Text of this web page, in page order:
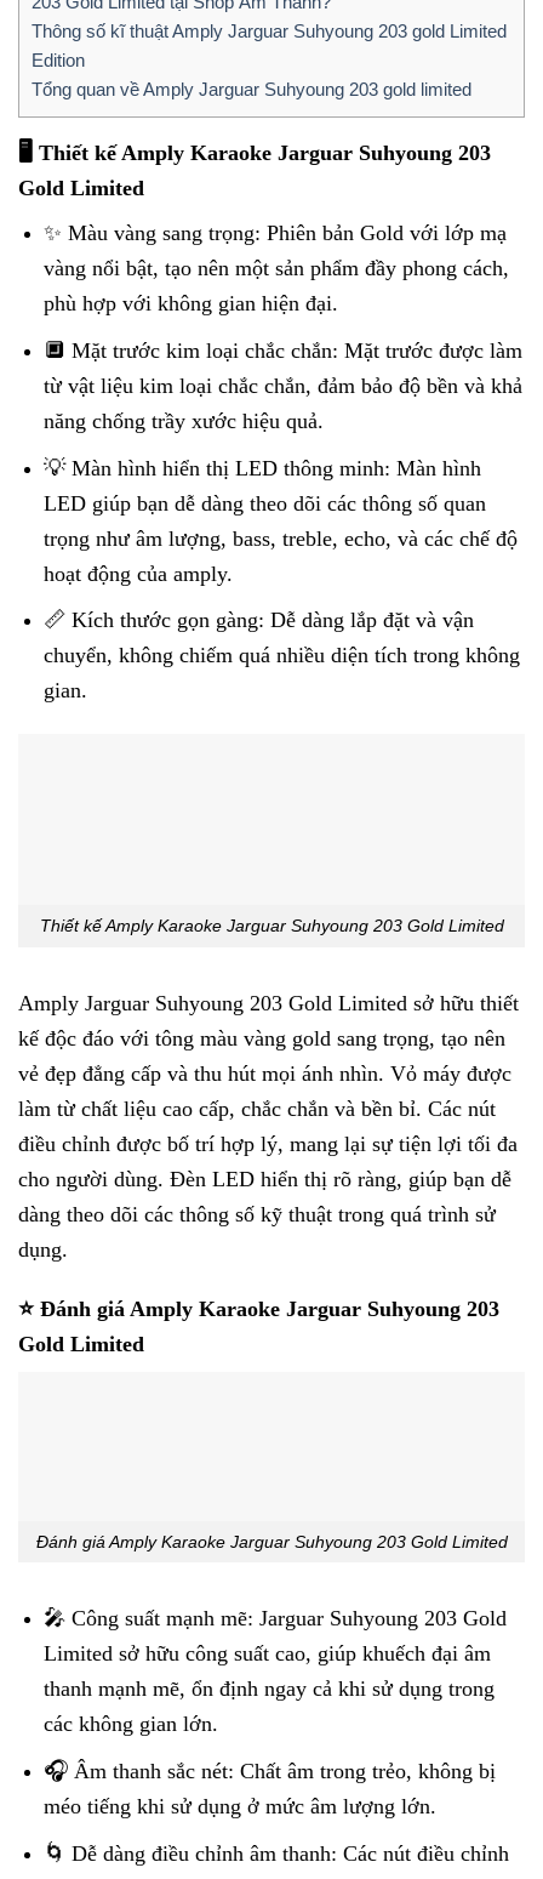
Thông số kĩ thuật Amply Jarguar Suhyoung 203 gold Limited
Edition
Tổng quan về Amply Jarguar Suhyoung 203 gold limited
🖥️ Thiết kế Amply Karaoke Jarguar Suhyoung 203
Gold Limited
✨ Màu vàng sang trọng: Phiên bản Gold với lớp mạ
vàng nổi bật, tạo nên một sản phẩm đầy phong cách,
phù hợp với không gian hiện đại.
🔲 Mặt trước kim loại chắc chắn: Mặt trước được làm
từ vật liệu kim loại chắc chắn, đảm bảo độ bền và khả
năng chống trầy xước hiệu quả.
💡 Màn hình hiển thị LED thông minh: Màn hình
LED giúp bạn dễ dàng theo dõi các thông số quan
trọng như âm lượng, bass, treble, echo, và các chế độ
hoạt động của amply.
📏 Kích thước gọn gàng: Dễ dàng lắp đặt và vận
chuyển, không chiếm quá nhiều diện tích trong không
gian.
Thiết kế Amply Karaoke Jarguar Suhyoung 203 Gold Limited
Amply Jarguar Suhyoung 203 Gold Limited sở hữu thiết
kế độc đáo với tông màu vàng gold sang trọng, tạo nên
vẻ đẹp đẳng cấp và thu hút mọi ánh nhìn. Vỏ máy được
làm từ chất liệu cao cấp, chắc chắn và bền bỉ. Các nút
điều chỉnh được bố trí hợp lý, mang lại sự tiện lợi tối đa
cho người dùng. Đèn LED hiển thị rõ ràng, giúp bạn dễ
dàng theo dõi các thông số kỹ thuật trong quá trình sử
dụng.
⭐ Đánh giá Amply Karaoke Jarguar Suhyoung 203
Gold Limited
Đánh giá Amply Karaoke Jarguar Suhyoung 203 Gold Limited
🎤 Công suất mạnh mẽ: Jarguar Suhyoung 203 Gold
Limited sở hữu công suất cao, giúp khuếch đại âm
thanh mạnh mẽ, ổn định ngay cả khi sử dụng trong
các không gian lớn.
🎧 Âm thanh sắc nét: Chất âm trong trẻo, không bị
méo tiếng khi sử dụng ở mức âm lượng lớn.
🌀 Dễ dàng điều chỉnh âm thanh: Các nút điều chỉnh